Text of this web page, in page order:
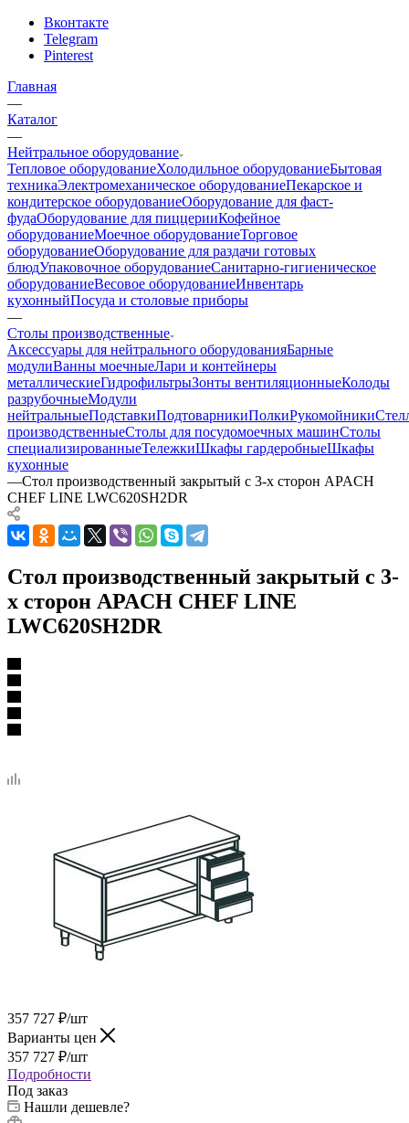
Вконтакте
Telegram
Pinterest
Главная
—
Каталог
—
Нейтральное оборудование
Тепловое оборудованиеХолодильное оборудованиеБытовая
техникаЭлектромеханическое оборудованиеПекарское и
кондитерское оборудованиеОборудование для фаст-
фудаОборудование для пиццерииКофейное
оборудованиеМоечное оборудованиеТорговое
оборудованиеОборудование для раздачи готовых
блюдУпаковочное оборудованиеСанитарно-гигиеническое
оборудованиеВесовое оборудованиеИнвентарь
кухонныйПосуда и столовые приборы
—
Столы производственные
Аксессуары для нейтрального оборудованияБарные
модулиВанны моечныеЛари и контейнеры
металлическиеГидрофильтрыЗонты вентиляционныеКолоды
разрубочныеМодули
нейтральныеПодставкиПодтоварникиПолкиРукомойники
производственныеСтолы для посудомоечных машинСтолы
специализированныеТележкиШкафы гардеробныеШкафы
кухонные
—Стол производственный закрытый с 3-х сторон APACH
CHEF LINE LWC620SH2DR
Стол производственный закрытый с 3-
х сторон APACH CHEF LINE
LWC620SH2DR
357 727 ₽/шт
Варианты цен
357 727 ₽/шт
Подробности
Под заказ
Нашли дешевле?